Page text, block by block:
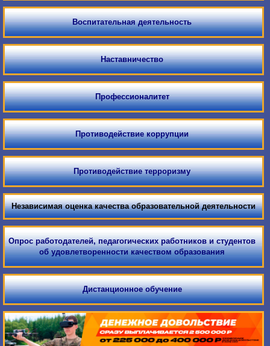
Воспитательная деятельность
Наставничество
Профессионалитет
Противодействие коррупции
Противодействие терроризму
Независимая оценка качества образовательной деятельности
Опрос работодателей, педагогических работников и студентов
об удовлетворенности качеством образования
Дистанционное обучение